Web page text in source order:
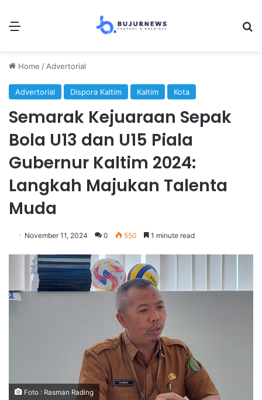
Menu
Home / Advertorial
Advertorial Dispora Kaltim Kaltim Kota
Semarak Kejuaraan Sepak
Bola U13 dan U15 Piala
Gubernur Kaltim 2024:
Langkah Majukan Talenta
Muda
November 11, 2024 0 550 1 minute read
Foto : Rasman Rading